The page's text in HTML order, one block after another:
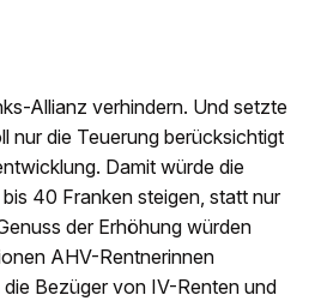
Allianz verhindern. Und setzte
nur die Teuerung berücksichtigt
Damit würde die
40 Franken steigen, statt nur
der Erhöhung würden
AHV-Rentnerinnen
Bezüger von IV-Renten und